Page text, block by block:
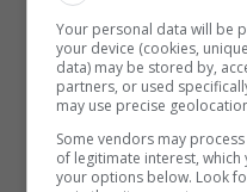
valorizzano le aree
promuovendo un
sostenibile e non
quanto emerso
sua quarta edizione
Your personal data will be
your device (cookies,
data) may be stored by,
partners, or used
may use precise
Some vendors may
of legitimate interest,
your options below. Look